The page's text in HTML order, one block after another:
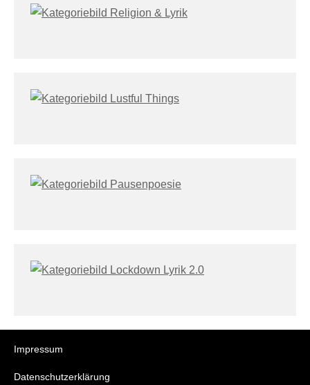
Impressum
Datenschutzerklärung